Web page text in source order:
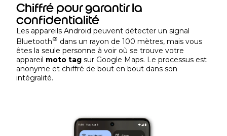
Chiffré pour garantir la
confidentialité
Les appareils Android peuvent détecter un signal
Bluetooth® dans un rayon de 100 mètres, mais vous
êtes la seule personne à voir où se trouve votre
appareil moto tag sur Google Maps. Le processus est
anonyme et chiffré de bout en bout dans son
intégralité.